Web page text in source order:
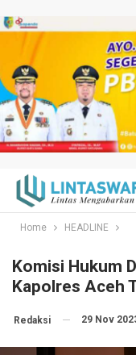
Home HEADLINE
Komisi Hukum
Kapolres Aceh
Redaksi 29 Nov